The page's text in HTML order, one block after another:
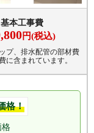
Model
高さ約265mm
：1.1L
径：180mm
動給水タイプ
308×高さ267mm
量：1.2L
口径：180mm
自動停止機能
動給水対応可
スイッチ対応
基本工事費
円(税込)
プ、排水配管の部材費
に含まれています。
格！
格